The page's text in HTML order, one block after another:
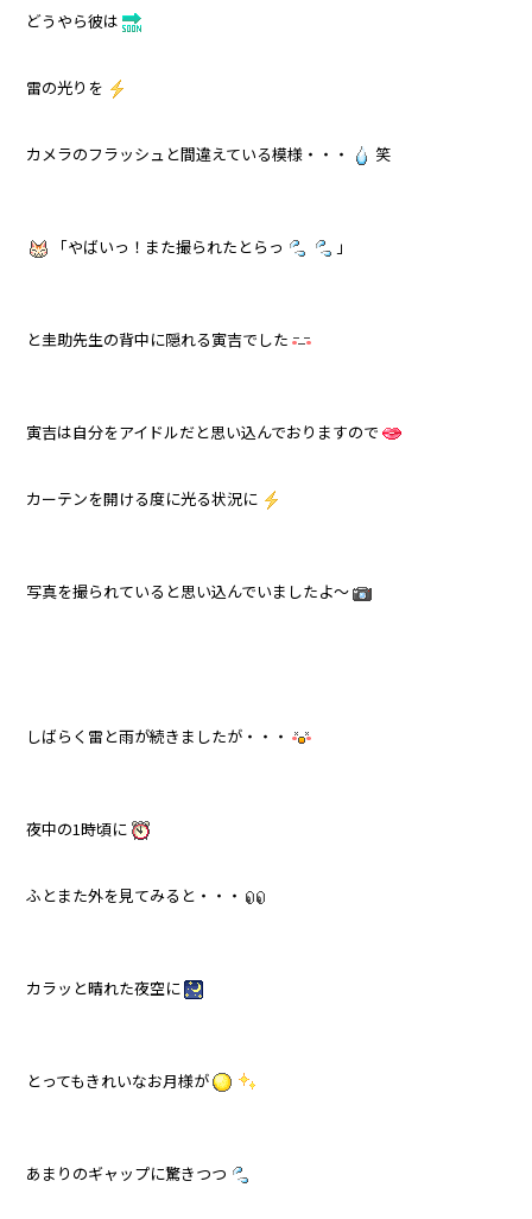
どうやら彼は
雷の光りを
カメラのフラッシュと間違えている模様・・・ 笑
「やばいっ！また撮られたとらっ 」
と圭助先生の背中に隠れる寅吉でした
寅吉は自分をアイドルだと思い込んでおりますので
カーテンを開ける度に光る状況に
写真を撮られていると思い込んでいましたよ～
しばらく雷と雨が続きましたが・・・
夜中の1時頃に
ふとまた外を見てみると・・・
カラッと晴れた夜空に
とってもきれいなお月様が
あまりのギャップに驚きつつ